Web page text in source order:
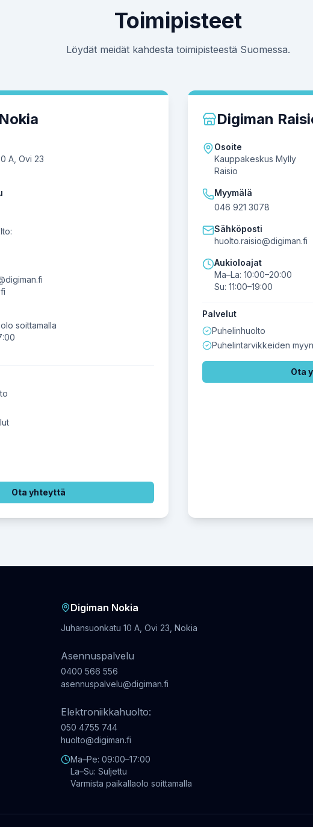
Toimipisteet
Löydät meidät kahdesta toimipisteestä Suomessa.
A, Ovi 23
soittamalla
Ota yhteyttä
Digiman
Osoite
Kauppakeskus Mylly
Raisio
Myymälä
046 921 3078
Sähköposti
huolto.raisio@digiman.fi
Aukioloajat
Ma–La: 10:00–20:00
Su: 11:00–19:00
Palvelut
Puhelinhuolto
Puhelintarvikkeiden
Ota
Digiman Nokia
Juhansuonkatu 10 A, Ovi 23, Nokia
Asennuspalvelu
0400 566 556
asennuspalvelu@digiman.fi
Elektroniikkahuolto:
050 4755 744
huolto@digiman.fi
Ma–Pe: 09:00–17:00
La–Su: Suljettu
Varmista paikallaolo soittamalla